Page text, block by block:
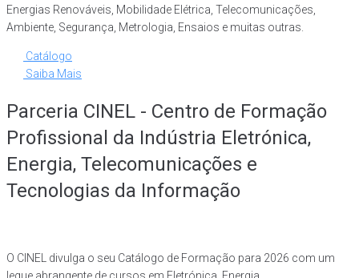
Energias Renováveis, Mobilidade Elétrica, Telecomunicações,
Ambiente, Segurança, Metrologia, Ensaios e muitas outras.
Catálogo
Saiba Mais
Parceria CINEL - Centro de Formação
Profissional da Indústria Eletrónica,
Energia, Telecomunicações e
Tecnologias da Informação
O CINEL divulga o seu Catálogo de Formação para 2026 com um